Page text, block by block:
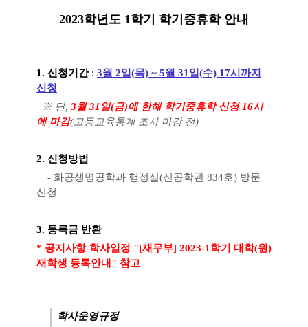
2023학년도 1학기 학기중휴학 안내
1. 신청기간: 3월 2일(목) ~ 5월 31일(수) 17시까지
신청
※ 단, 3월 31일(금)에 한해 학기중휴학 신청 16시
에 마감(고등교육통계 조사 마감 전)
2. 신청방법
- 화공생명공학과 행정실(신공학관 834호) 방문
신청
3. 등록금 반환
* 공지사항-학사일정 "[재무부] 2023-1학기 대학(원)
재학생 등록안내 " 참고
학사운영규정